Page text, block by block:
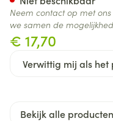
€ 17,70
Verwittig mij als
Neem contact op met
we samen de
Bekijk alle